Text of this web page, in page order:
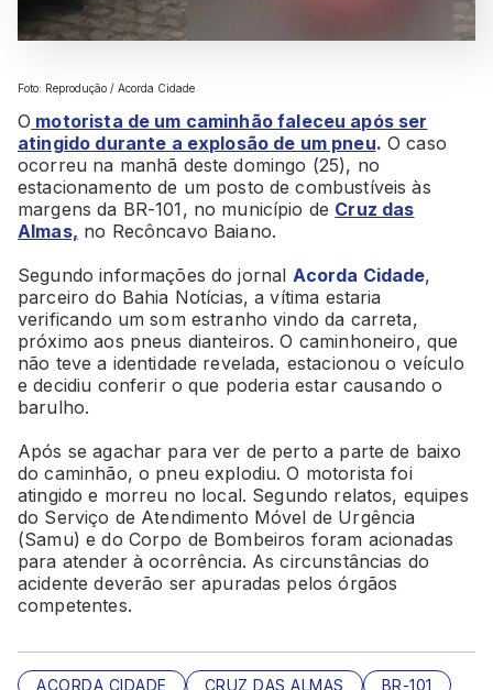
Foto: Reprodução / Acorda Cidade
O motorista de um caminhão faleceu após ser
atingido durante a explosão de um pneu. O caso
ocorreu na manhã deste domingo (25), no
estacionamento de um posto de combustíveis às
margens da BR-101, no município de Cruz das
Almas, no Recôncavo Baiano.
Segundo informações do jornal Acorda Cidade,
parceiro do Bahia Notícias, a vítima estaria
verificando um som estranho vindo da carreta,
próximo aos pneus dianteiros. O caminhoneiro, que
não teve a identidade revelada, estacionou o veículo
e decidiu conferir o que poderia estar causando o
barulho.
Após se agachar para ver de perto a parte de baixo
do caminhão, o pneu explodiu. O motorista foi
atingido e morreu no local. Segundo relatos, equipes
do Serviço de Atendimento Móvel de Urgência
(Samu) e do Corpo de Bombeiros foram acionadas
para atender à ocorrência. As circunstâncias do
acidente deverão ser apuradas pelos órgãos
competentes.
ACORDA CIDADE CRUZ DAS ALMAS BR-101